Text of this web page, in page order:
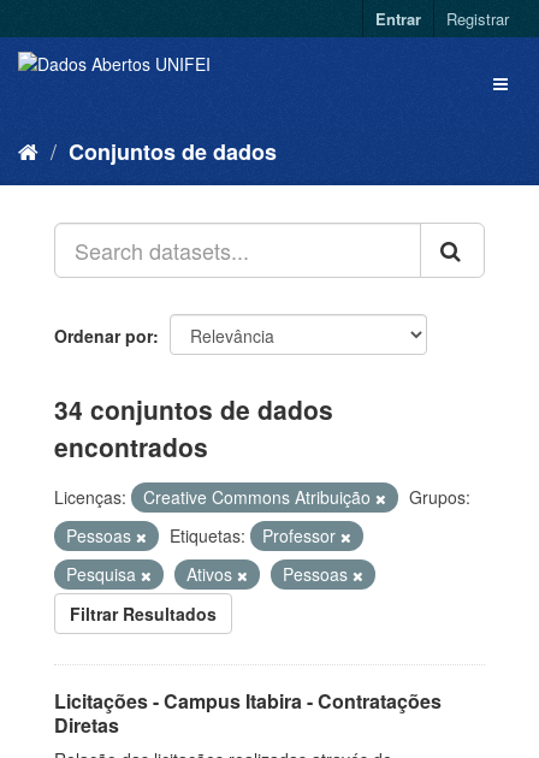
Entrar Registrar
Conjuntos de dados
Ordenar por
34 conjuntos de dados
encontrados
Licenças: Creative Commons Atribuição
Grupos:
Pessoas
Etiquetas:
Professor
Pesquisa
Ativos
Pessoas
Filtrar Resultados
Licitações - Campus Itabira - Contratações
Diretas